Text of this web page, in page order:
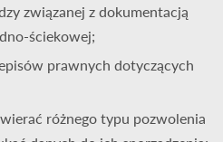
związanej z dokumentacją
ściekowej;
prawnych dotyczących
różnego typu pozwolenia